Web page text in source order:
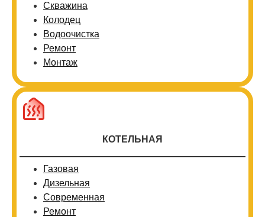
Скважина
Колодец
Водоочистка
Ремонт
Монтаж
КОТЕЛЬНАЯ
Газовая
Дизельная
Современная
Ремонт